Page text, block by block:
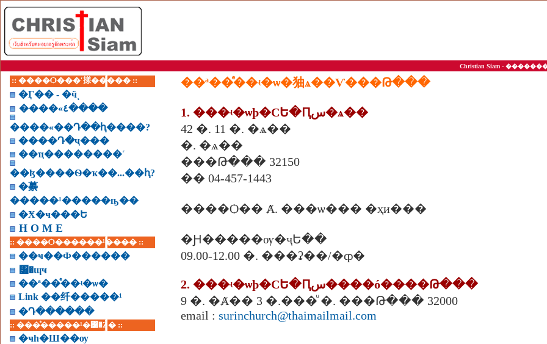
Christian Siam -
:: ����Ѻ���ʹ㨾����� ::
�Ӷ�� - �ӵͺ
����«٤����
����«��Դ��ԧ����?
����Դ�ҷ���
��ҵ��������˹
��ɮ����Ѳ�ҡ��...��ԧ?
�繤
�����¹�����ҧ��
�Ӿ�ҹ���Ե
H O M E
:: ����Ѻ������¹���� ::
��ҹ��Ф������
͸�ɰҹ
��ª��ͤ��ʵ�ѡ�
Link ��纤�����¹
�Դ������
:: ���ͤ�����¹�͹�Ź� ::
�ҹһ�Ш��ѹ
��ª��ͤ��ʵ�ѡ�㹨ѧ��Ѵ���Թ���
1. ���ʵ�ѡþ�СԵ�Ԥس�ѧ��
42 �. 11 �. �ѧ��
�. �ѧ��
���Թ��� 32150
�� 04-457-1443
����Ѻ�� Ⱥ. ���ѡ��� �ҳи���
�Ԩ�����ѹ�ҷԵ��
09.00-12.00 �. ���ʡ��/�ȹ�
2. ���ʵ�ѡþ�СԵ�Ԥس����ó����Թ���
9 �. �Ⱥ�� 3 �.���ͧ �. ���Թ��� 32000
email : surinchurch@thaimailmail.com